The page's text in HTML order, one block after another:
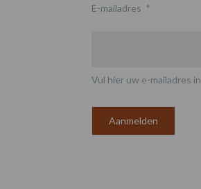
E-mailadres *
Vul hier uw e-mailadres in